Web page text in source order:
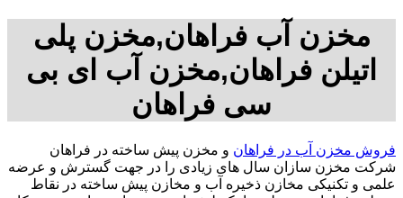
مخزن آب فراهان,مخزن پلی
اتیلن فراهان,مخزن آب ای بی
سی فراهان
فروش مخزن آب در فراهان و مخزن پیش ساخته در فراهان
شرکت مخزن سازان سال های زیادی را در جهت گسترش و عرضه
علمی و تکنیکی مخازن ذخیره آب و مخازن پیش ساخته در نقاط